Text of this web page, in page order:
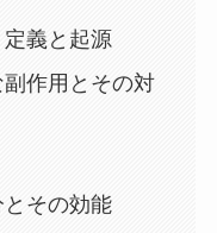
義と起源
作用とその対
その効能